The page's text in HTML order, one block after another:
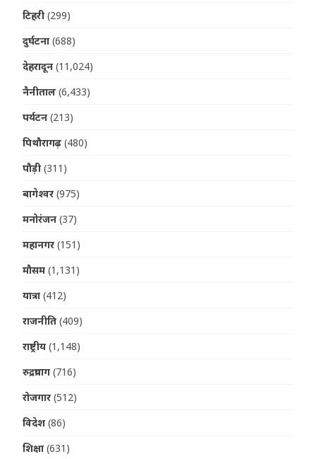
टिहरी (299)
दुर्घटना (688)
देहरादून (11,024)
नैनीताल (6,433)
पर्यटन (213)
पिथौरागढ़ (480)
पौड़ी (311)
बागेश्वर (975)
मनोरंजन (37)
महानगर (151)
मौसम (1,131)
यात्रा (412)
राजनीति (409)
राष्ट्रीय (1,148)
रुद्रप्रयाग (716)
रोजगार (512)
विदेश (86)
शिक्षा (631)